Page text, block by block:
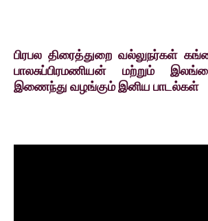
பிரபல திரைத்துறை வல்லுநர்கள்
பாலசுப்பிரமணியன் மற்றும்
இணைந்து வழங்கும் இனிய பாடல்கள்